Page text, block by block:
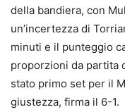
della bandiera, con
un’incertezza di
minuti e il punteggio
proporzioni da partita
stato primo set per il
giustezza, firma il 6-1.